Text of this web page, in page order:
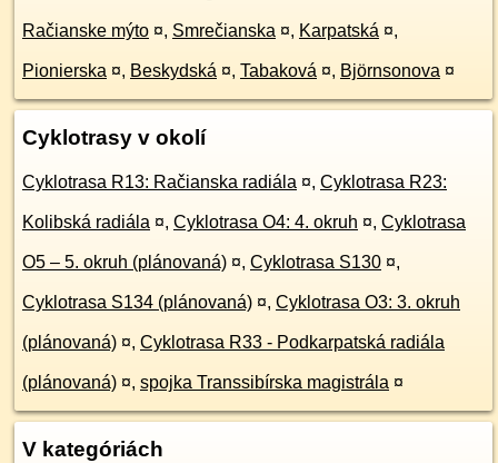
Račianske mýto ¤, Smrečianska ¤, Karpatská ¤,
Pionierska ¤, Beskydská ¤, Tabaková ¤, Björnsonova ¤
Cyklotrasy v okolí
Cyklotrasa R13: Račianska radiála ¤, Cyklotrasa R23:
Kolibská radiála ¤, Cyklotrasa O4: 4. okruh ¤, Cyklotrasa
O5 – 5. okruh (plánovaná) ¤, Cyklotrasa S130 ¤,
Cyklotrasa S134 (plánovaná) ¤, Cyklotrasa O3: 3. okruh
(plánovaná) ¤, Cyklotrasa R33 - Podkarpatská radiála
(plánovaná) ¤, spojka Transsibírska magistrála ¤
V kategóriách